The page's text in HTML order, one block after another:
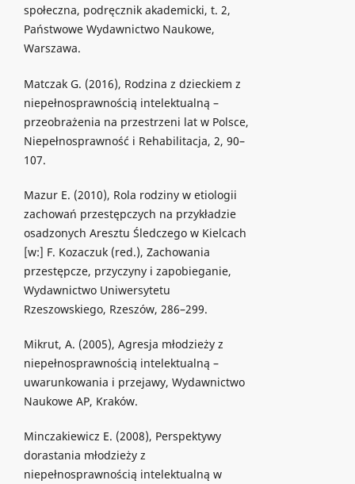
społeczna, podręcznik akademicki, t. 2,
Państwowe Wydawnictwo Naukowe,
Warszawa.
Matczak G. (2016), Rodzina z dzieckiem z
niepełnosprawnością intelektualną –
przeobrażenia na przestrzeni lat w Polsce,
Niepełnosprawność i Rehabilitacja, 2, 90–
107.
Mazur E. (2010), Rola rodziny w etiologii
zachowań przestępczych na przykładzie
osadzonych Aresztu Śledczego w Kielcach
[w:] F. Kozaczuk (red.), Zachowania
przestępcze, przyczyny i zapobieganie,
Wydawnictwo Uniwersytetu
Rzeszowskiego, Rzeszów, 286–299.
Mikrut, A. (2005), Agresja młodzieży z
niepełnosprawnością intelektualną –
uwarunkowania i przejawy, Wydawnictwo
Naukowe AP, Kraków.
Minczakiewicz E. (2008), Perspektywy
dorastania młodzieży z
niepełnosprawnością intelektualną w